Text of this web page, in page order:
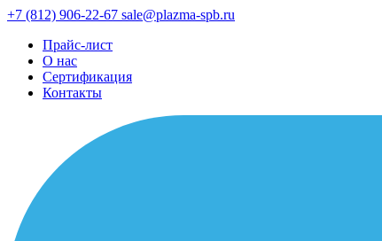
+7 (812) 906-22-67 sale@plazma-spb.ru
Прайс-лист
О нас
Сертификация
Контакты